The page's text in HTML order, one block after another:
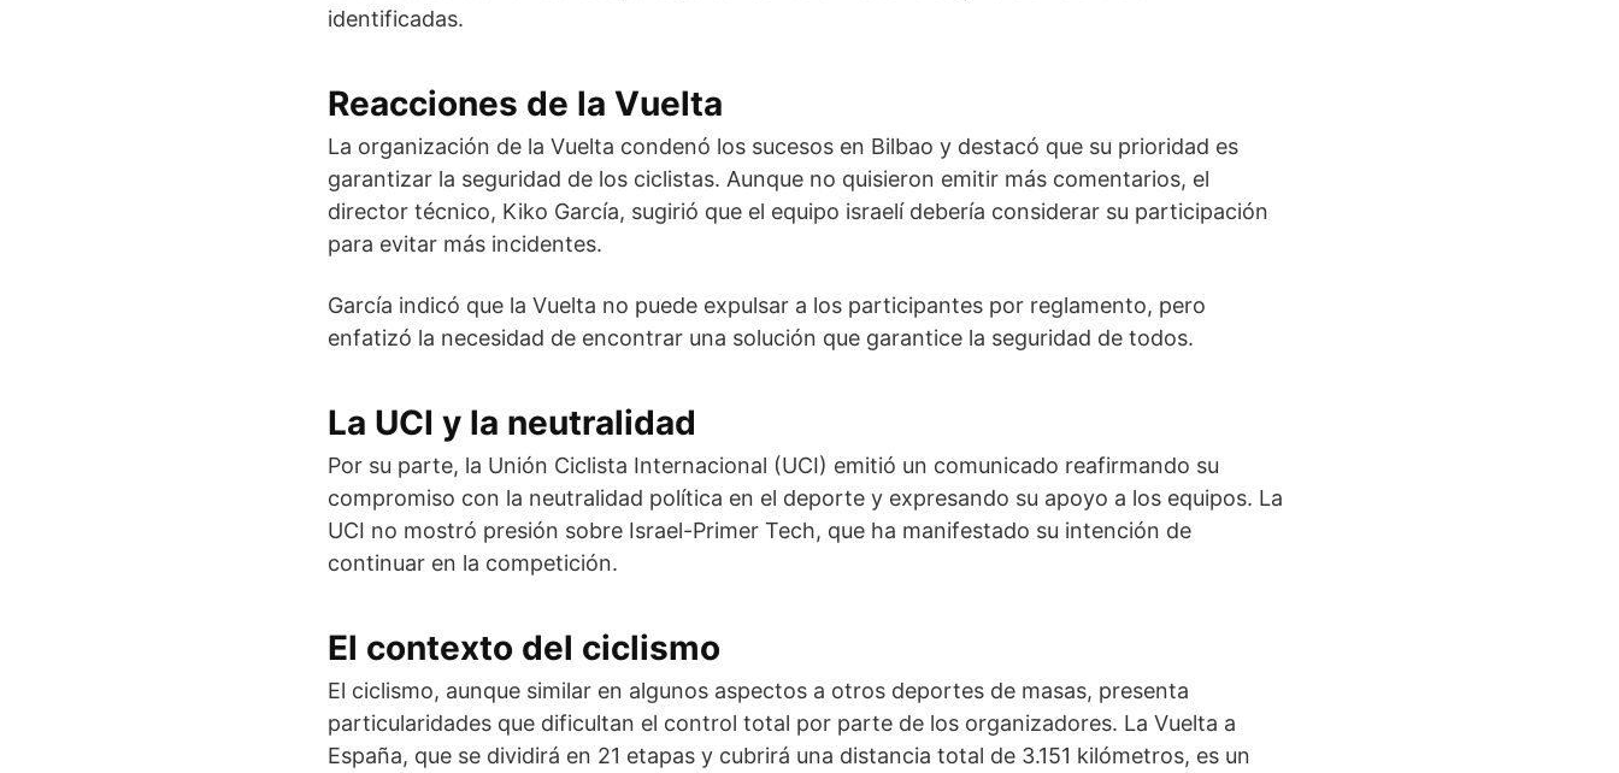
identificadas.
Reacciones de la Vuelta
La organización de la Vuelta condenó los sucesos en Bilbao y destacó que su prioridad es
garantizar la seguridad de los ciclistas. Aunque no quisieron emitir más comentarios, el
director técnico, Kiko García, sugirió que el equipo israelí debería considerar su participación
para evitar más incidentes.
García indicó que la Vuelta no puede expulsar a los participantes por reglamento, pero
enfatizó la necesidad de encontrar una solución que garantice la seguridad de todos.
La UCI y la neutralidad
Por su parte, la Unión Ciclista Internacional (UCI) emitió un comunicado reafirmando su
compromiso con la neutralidad política en el deporte y expresando su apoyo a los equipos. La
UCI no mostró presión sobre Israel-Primer Tech, que ha manifestado su intención de
continuar en la competición.
El contexto del ciclismo
El ciclismo, aunque similar en algunos aspectos a otros deportes de masas, presenta
particularidades que dificultan el control total por parte de los organizadores. La Vuelta a
España, que se dividirá en 21 etapas y cubrirá una distancia total de 3.151 kilómetros, es un